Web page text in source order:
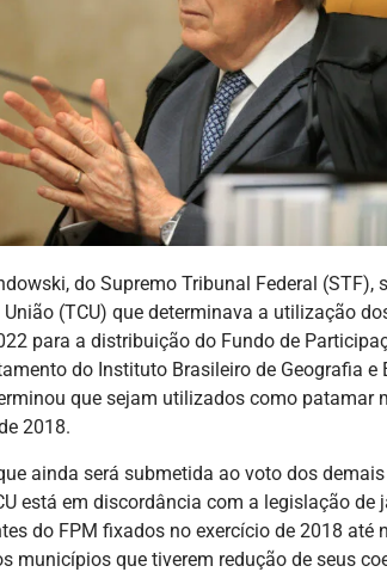
do Supremo Tribunal Federal (STF),
(TCU) que determinava a utilização
para a distribuição do Fundo de
do Instituto Brasileiro de Geografia e
que sejam utilizados como patamar
2018.
ainda será submetida ao voto dos
está em discordância com a legislação de
do FPM fixados no exercício de 2018 até
municípios que tiverem redução de seus